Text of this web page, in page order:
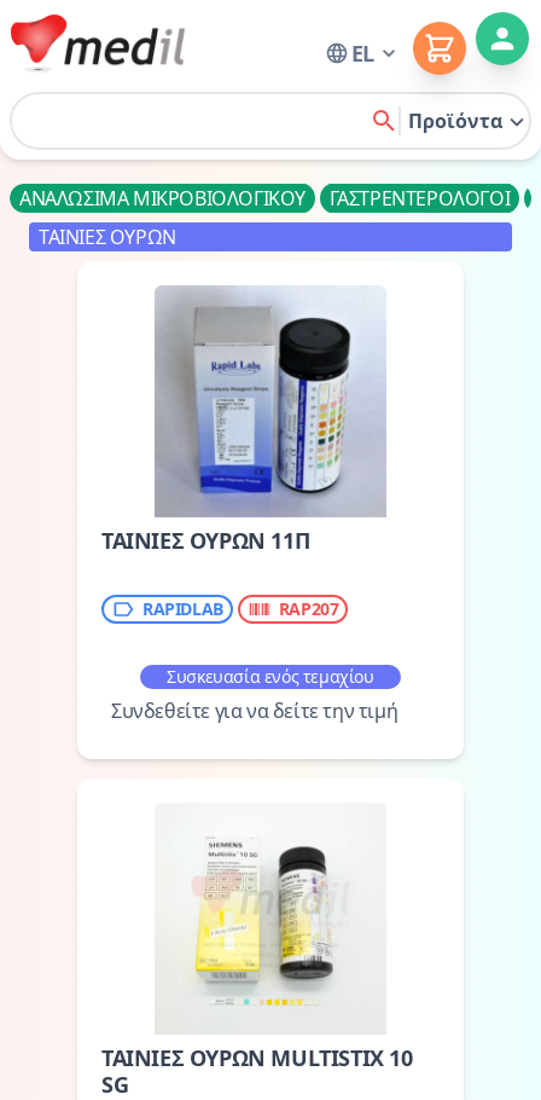
Home EL
Cart
search
Προϊόντα
ΑΝΑΛΩΣΙΜΑ ΜΙΚΡΟΒΙΟΛΟΓΙΚΟΥ ΓΑΣΤΡΕΝΤΕΡΟΛΟΓΟΙ
ΤΑΙΝΙΕΣ ΟΥΡΩΝ
ΤΑΙΝΙΕΣ ΟΥΡΩΝ 11Π
RAPIDLAB RAP207
Συσκευασία ενός τεμαχίου
Συνδεθείτε για να δείτε την τιμή
ΤΑΙΝΙΕΣ ΟΥΡΩΝ MULTISTIX 10
SG